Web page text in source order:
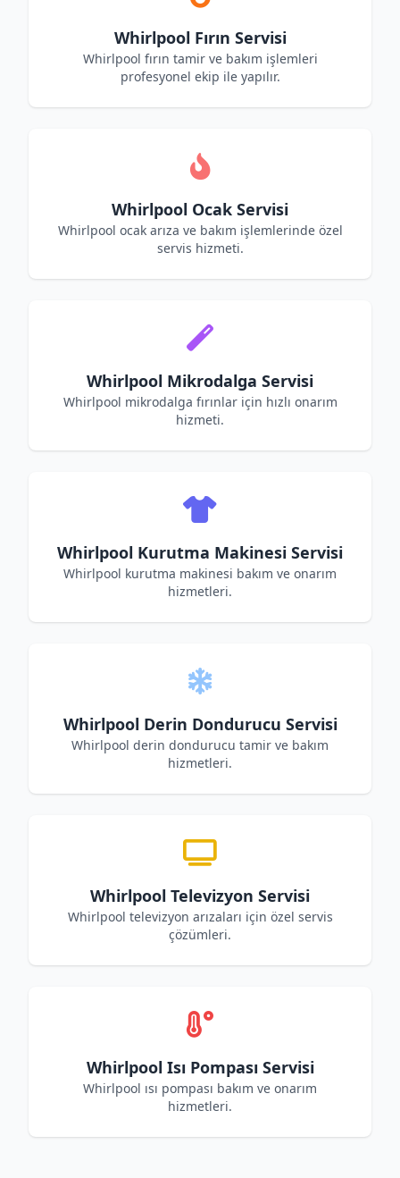
Whirlpool Fırın Servisi
Whirlpool fırın tamir ve bakım işlemleri
profesyonel ekip ile yapılır.
Whirlpool Ocak Servisi
Whirlpool ocak arıza ve bakım işlemlerinde özel
servis hizmeti.
Whirlpool Mikrodalga Servisi
Whirlpool mikrodalga fırınlar için hızlı onarım
hizmeti.
Whirlpool Kurutma Makinesi Servisi
Whirlpool kurutma makinesi bakım ve onarım
hizmetleri.
Whirlpool Derin Dondurucu Servisi
Whirlpool derin dondurucu tamir ve bakım
hizmetleri.
Whirlpool Televizyon Servisi
Whirlpool televizyon arızaları için özel servis
çözümleri.
Whirlpool Isı Pompası Servisi
Whirlpool ısı pompası bakım ve onarım
hizmetleri.